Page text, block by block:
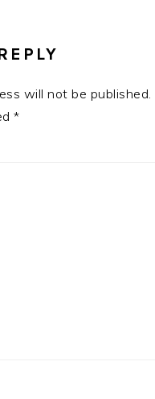
will not be published.
*